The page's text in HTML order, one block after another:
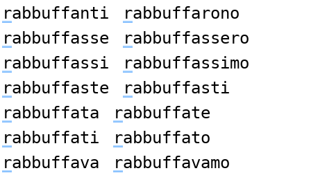
rabbuffanti rabbuffarono
rabbuffasse rabbuffassero
rabbuffassi rabbuffassimo
rabbuffaste rabbuffasti
rabbuffata rabbuffate
rabbuffati rabbuffato
rabbuffava rabbuffavamo